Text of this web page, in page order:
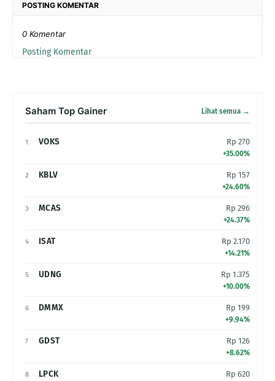
POSTING KOMENTAR
0 Komentar
Posting Komentar
Saham Top Gainer Lihat semua →
1 VOKS Rp 270
+35.00%
2 KBLV Rp 157
+24.60%
3 MCAS Rp 296
+24.37%
4 ISAT Rp 2.170
+14.21%
5 UDNG Rp 1.375
+10.00%
6 DMMX Rp 199
+9.94%
7 GDST Rp 126
+8.62%
8 LPCK Rp 620